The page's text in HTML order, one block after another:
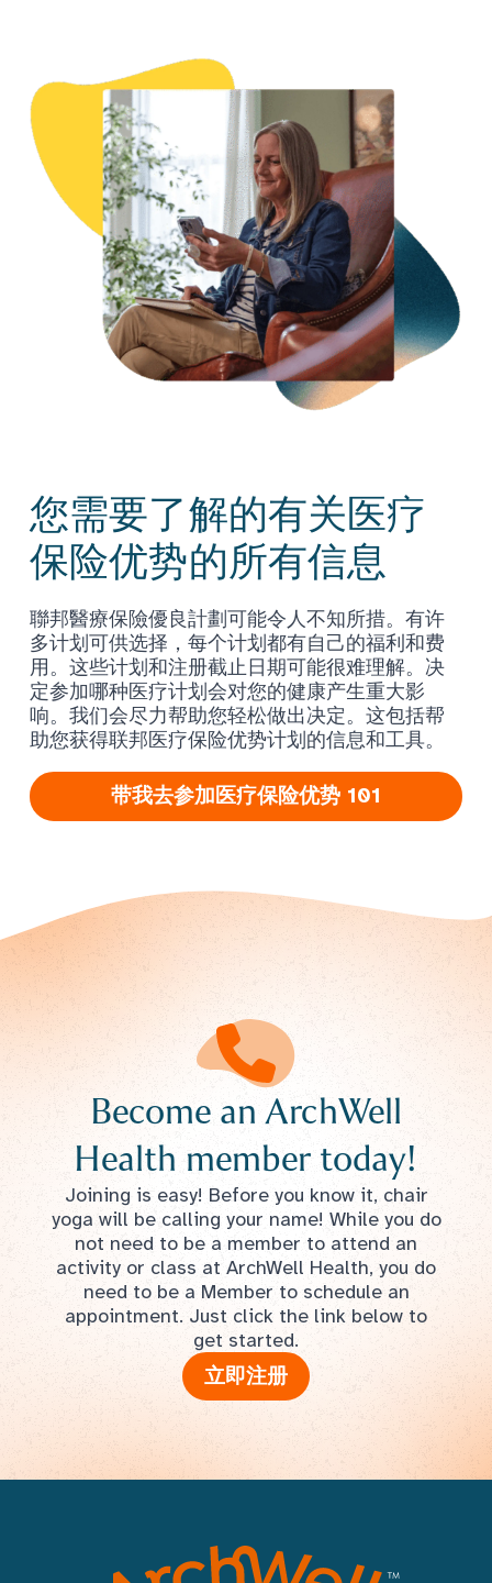
您需要了解的有关医疗
保险优势的所有信息
聯邦醫療保險優良計劃可能令人不知所措。有许
多计划可供选择，每个计划都有自己的福利和费
用。这些计划和注册截止日期可能很难理解。决
定参加哪种医疗计划会对您的健康产生重大影
响。我们会尽力帮助您轻松做出决定。这包括帮
助您获得联邦医疗保险优势计划的信息和工具。
带我去参加医疗保险优势 101
Become an ArchWell
Health member today!
Joining is easy! Before you know it, chair
yoga will be calling your name! While you do
not need to be a member to attend an
activity or class at ArchWell Health, you do
need to be a Member to schedule an
appointment. Just click the link below to
get started.
立即注册